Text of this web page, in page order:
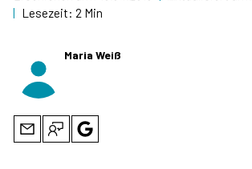
| Lesezeit: 2 Min
Maria Weiß